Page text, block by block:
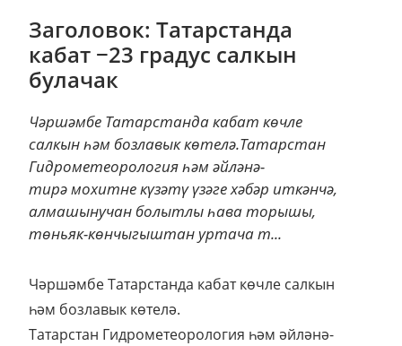
Заголовок: Татарстанда
кабат −23 градус салкын
булачак
Чәршәмбе Татарстанда кабат көчле
салкын һәм бозлавык көтелә.Татарстан
Гидрометеорология һәм әйләнә-
тирә мохитне күзәтү үзәге хәбәр иткәнчә,
алмашынучан болытлы һава торышы,
төньяк-көнчыгыштан уртача т...
Чәршәмбе Татарстанда кабат көчле салкын
һәм бозлавык көтелә.
Татарстан Гидрометеорология һәм әйләнә-